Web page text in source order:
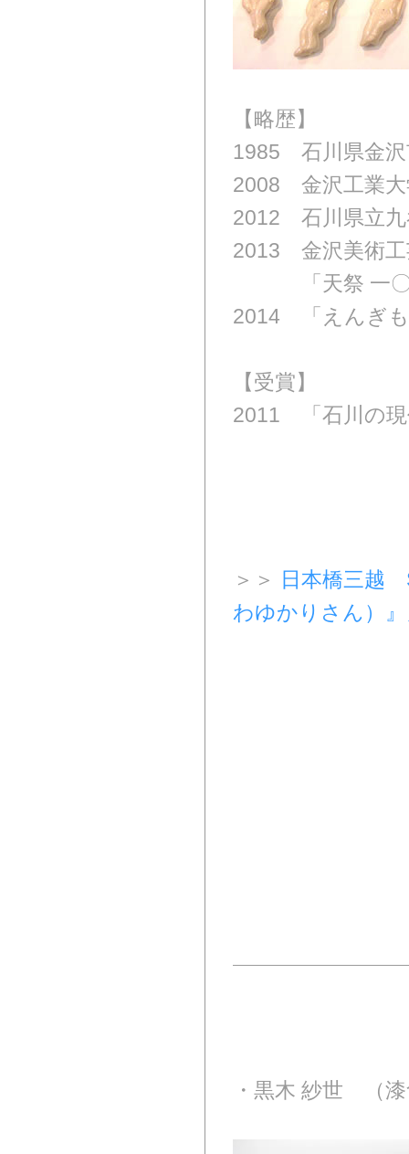
【略歴】
1985 石川県金沢
2008 金沢工業大
2012 石川県立九
2013 金沢美術工
「天祭 一
2014 「えんぎも
【受賞】
2011 「石川の現
＞＞ 日本橋三越
わゆかりさん）
・黒木 紗世 （